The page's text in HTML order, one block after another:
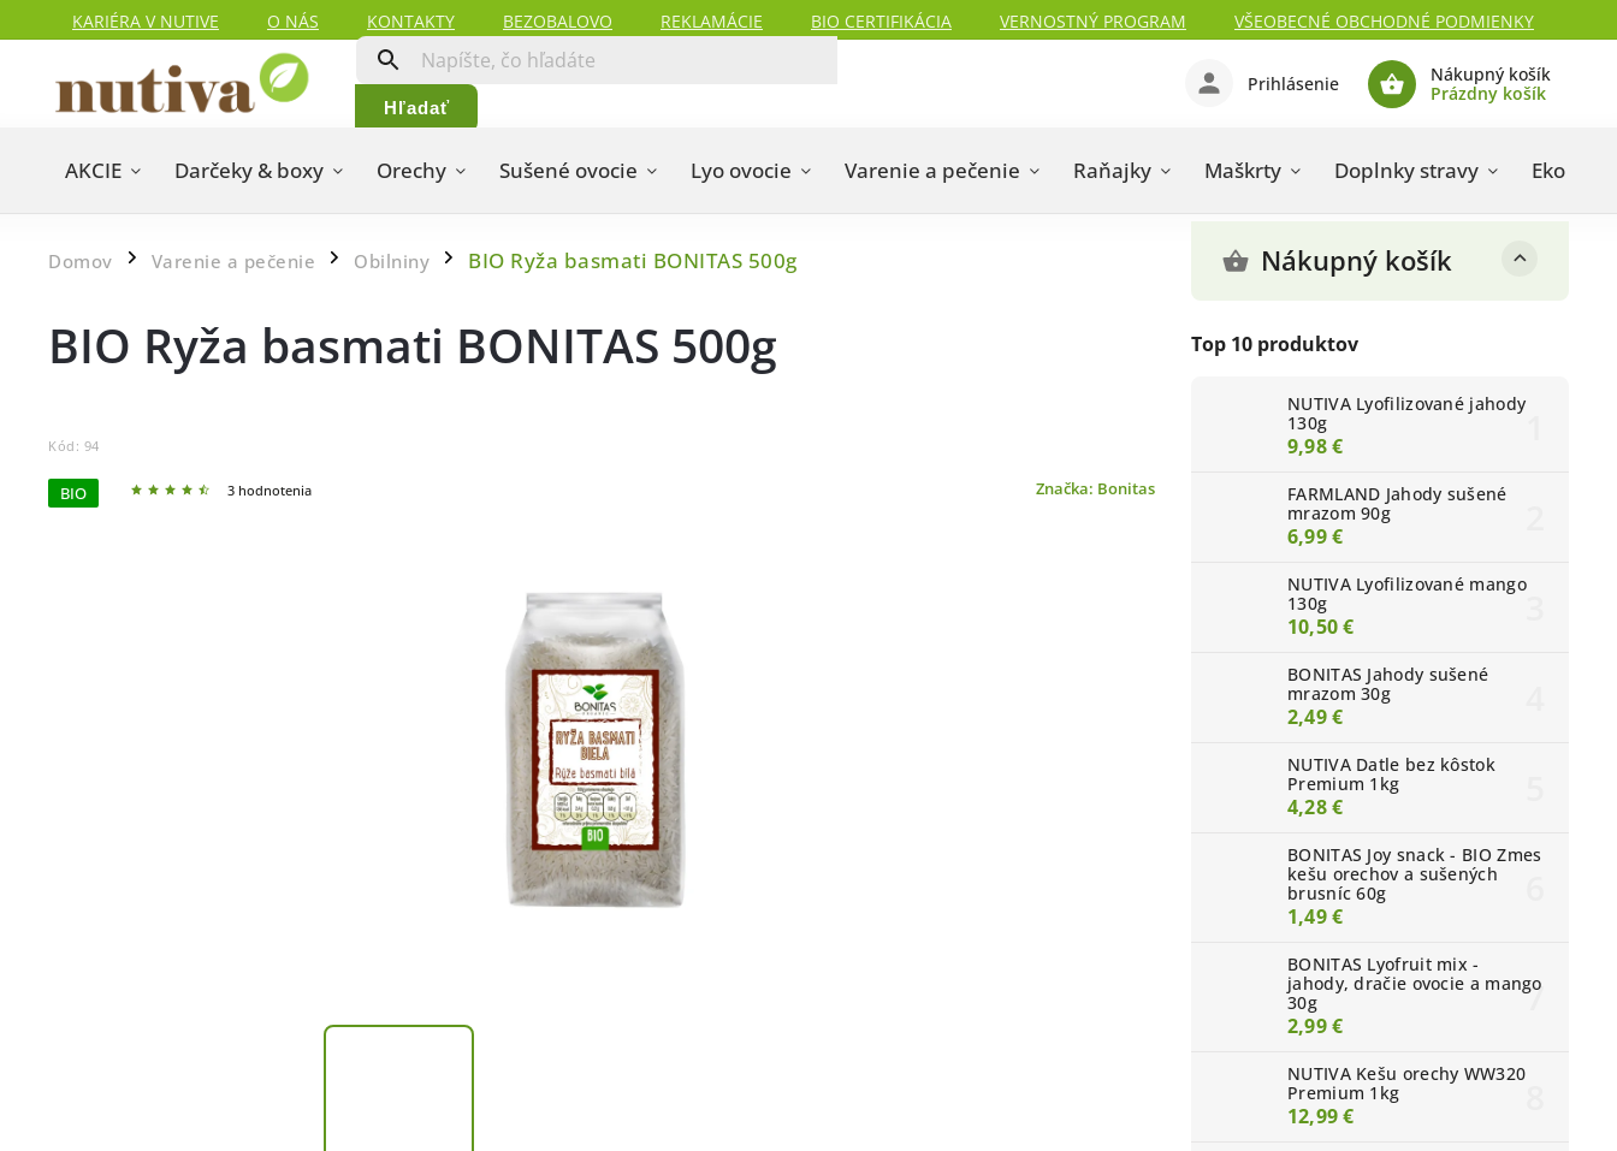
KARIÉRA V NUTIVE O NÁS KONTAKTY BEZOBALOVO REKLAMÁCIE BIO CERTIFIKÁCIA VERNOSTNÝ PROGRAM
VŠEOBECNÉ OBCHODNÉ PODMIENKY
HODNOTENIA ZÁKAZNÍKOV
MAPA SERVERU
Hľadať
Nákupný košík
Prázdny košík
Prihlásenie
AKCIE Darčeky & boxy Orechy Sušené ovocie Lyo ovocie Varenie a pečenie Raňajky Maškrty Doplnky stravy Eko
Domov / Varenie a pečenie / Obilniny / BIO Ryža basmati BONITAS 500g Nákupný košík
Top 10 produktov
NUTIVA Lyofilizované jahody
130g
9,98 €
FARMLAND Jahody sušené
mrazom 90g
6,99 €
NUTIVA Lyofilizované mango
130g
10,50 €
BONITAS Jahody sušené
mrazom 30g
2,49 €
NUTIVA Datle bez kôstok
Premium 1kg
4,28 €
BONITAS Joy snack - BIO Zmes
kešu orechov a sušených
brusníc 60g
1,49 €
BONITAS Lyofruit mix -
jahody, dračie ovocie a mango
30g
2,99 €
NUTIVA Kešu orechy WW320
Premium 1kg
12,99 €
BIO Ryža basmati BONITAS 500g
Kód: 94
BIO 3 hodnotenia Značka: Bonitas